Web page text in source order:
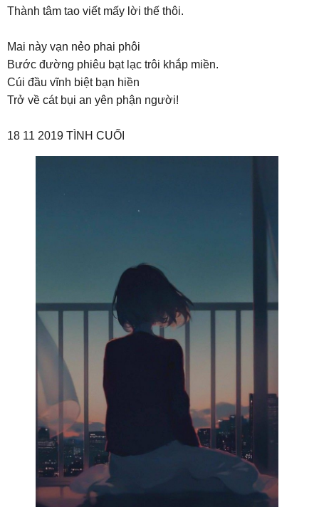
Thành tâm tao viết mấy lời thế thôi.
Mai này vạn nẻo phai phôi
Bước đường phiêu bạt lạc trôi khắp miền.
Cúi đầu vĩnh biệt bạn hiền
Trở về cát bụi an yên phận người!
18 11 2019 TÌNH CUỐI